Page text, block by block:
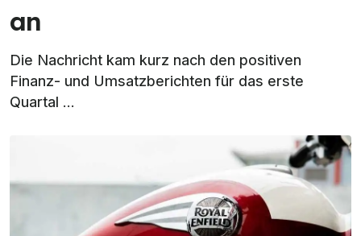
an
Die Nachricht kam kurz nach den positiven
Finanz- und Umsatzberichten für das erste
Quartal ...